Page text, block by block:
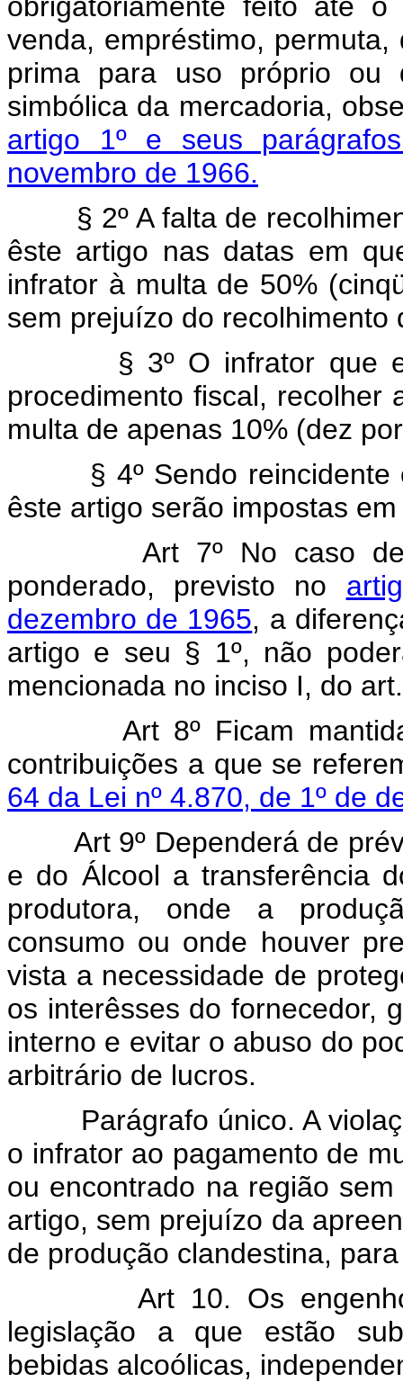
venda, empréstimo,
prima para uso próprio ou
simbólica da mercadoria,
artigo 1º e seus
novembro de 1966.
§ 2º A falta de
êste artigo nas datas em
infrator à multa de 50%
sem prejuízo do recolhimento
§ 3º O infrator que
procedimento fiscal, recolher
multa de apenas 10% (dez
§ 4º Sendo
êste artigo serão impostas
Art 7º No caso de
ponderado, previsto no
dezembro de 1965, a
artigo e seu § 1º, não
mencionada no inciso I, do
Art 8º Ficam mantidas
contribuições a que se
64 da Lei nº 4.870, de 1º de
Art 9º Dependerá de
e do Álcool a transferência
produtora, onde a
consumo ou onde houver
vista a necessidade de
os interêsses do fornecedor,
interno e evitar o abuso do
arbitrário de lucros.
Parágrafo único. A
o infrator ao pagamento de
ou encontrado na região
artigo, sem prejuízo da
de produção clandestina,
Art 10. Os engenhos
legislação a que estão
bebidas alcoólicas,